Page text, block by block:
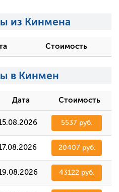
из Кинмена
Стоимость
в Кинмен
Дата Стоимость
5537 руб.
20407 руб.
43122 руб.